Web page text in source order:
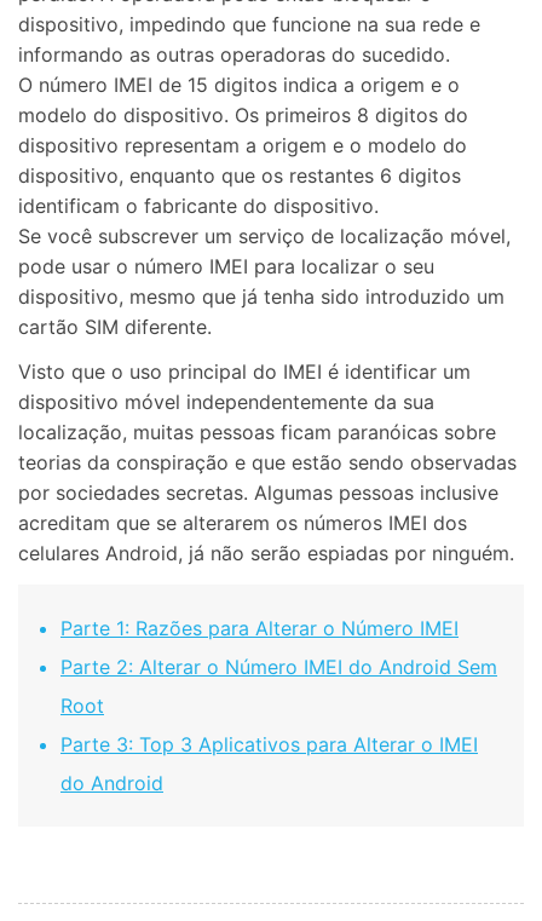
dispositivo, impedindo que funcione na sua rede e
informando as outras operadoras do sucedido.
O número IMEI de 15 digitos indica a origem e o
modelo do dispositivo. Os primeiros 8 digitos do
dispositivo representam a origem e o modelo do
dispositivo, enquanto que os restantes 6 digitos
identificam o fabricante do dispositivo.
Se você subscrever um serviço de localização móvel,
pode usar o número IMEI para localizar o seu
dispositivo, mesmo que já tenha sido introduzido um
cartão SIM diferente.
Visto que o uso principal do IMEI é identificar um
dispositivo móvel independentemente da sua
localização, muitas pessoas ficam paranóicas sobre
teorias da conspiração e que estão sendo observadas
por sociedades secretas. Algumas pessoas inclusive
acreditam que se alterarem os números IMEI dos
celulares Android, já não serão espiadas por ninguém.
Parte 1: Razões para Alterar o Número IMEI
Parte 2: Alterar o Número IMEI do Android Sem
Root
Parte 3: Top 3 Aplicativos para Alterar o IMEI
do Android